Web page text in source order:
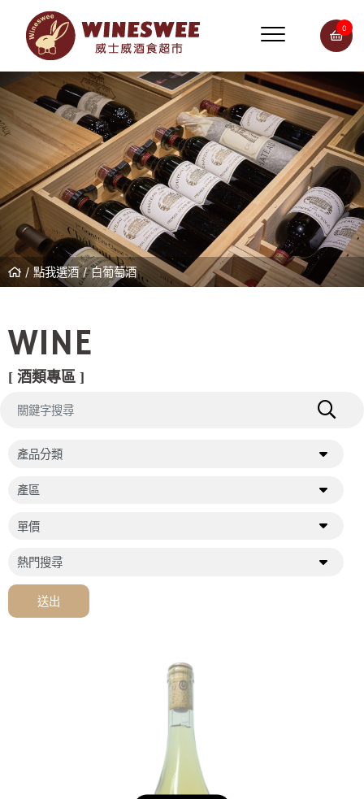
0
點我選酒 白葡萄酒
WINE
[ 酒類專區 ]
送出